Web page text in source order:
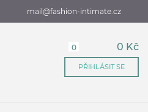
mail@fashion-intimate.cz
0 0 Kč
PŘIHLÁSIT SE